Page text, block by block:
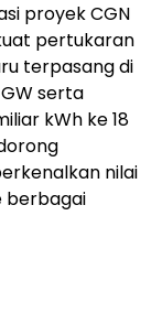
proyek CGN
pertukaran
terpasang di
serta
kWh ke 18
nilai
berbagai